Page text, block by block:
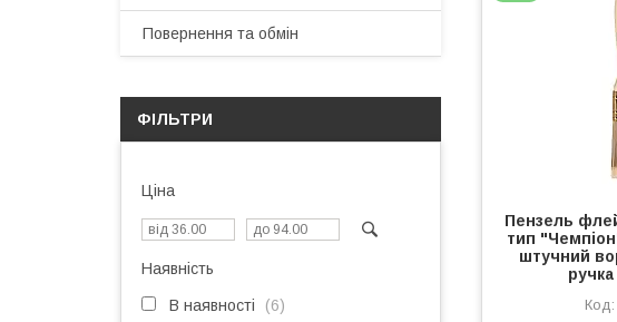
Пензель
тип
штучний
Повернення та обмін
ФІЛЬТРИ
Ціна
Наявність
В наявності 6